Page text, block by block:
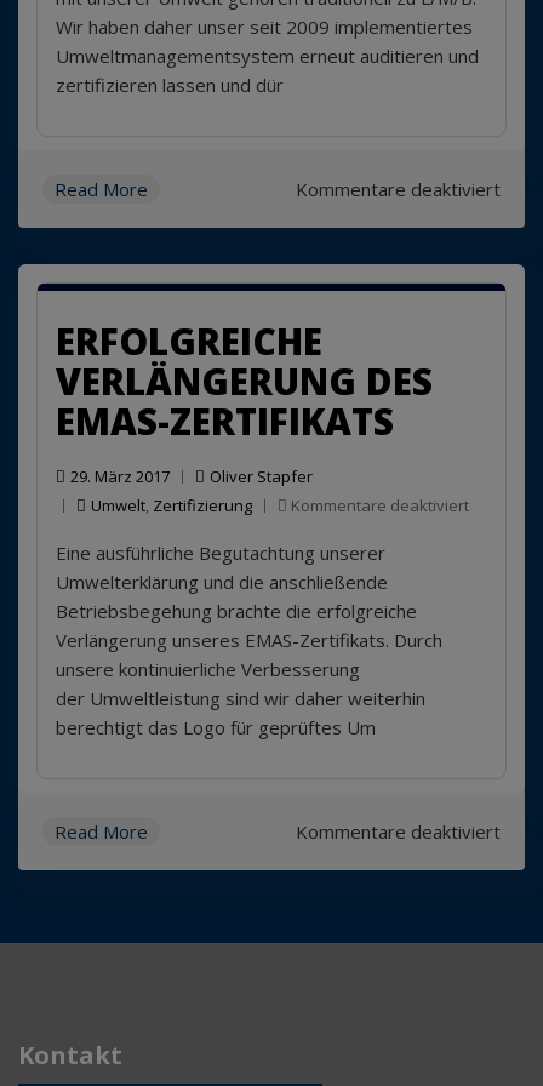
Wir haben daher unser seit 2009 implementiertes
Umweltmanagementsystem erneut auditieren und
zertifizieren lassen und dür
Read More Kommentare deaktiviertfür
ERFOLGREICHE
VERLÄNGERUNG DES
EMAS-ZERTIFIKATS
29. März 2017
Oliver Stapfer
Umwelt, Zertifizierung Kommentare deaktiviertfür
Eine ausführliche Begutachtung unserer
Umwelterklärung und die anschließende
Betriebsbegehung brachte die erfolgreiche
Verlängerung unseres EMAS-Zertifikats. Durch
unsere kontinuierliche Verbesserung
der Umweltleistung sind wir daher weiterhin
berechtigt das Logo für geprüftes Um
Read More Kommentare deaktiviertfür
Kontakt